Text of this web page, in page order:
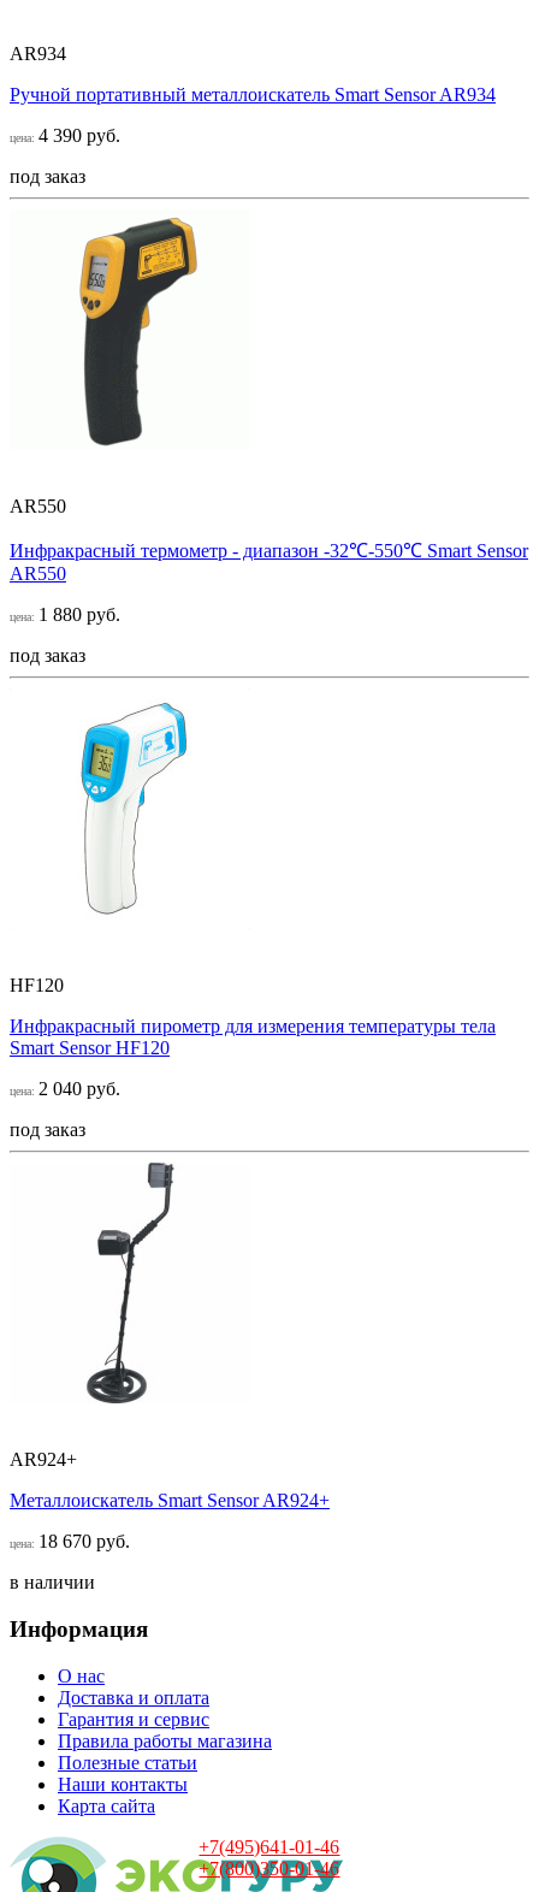
AR934
Ручной портативный металлоискатель Smart Sensor AR934
цена: 4 390 руб.
под заказ
AR550
Инфракрасный термометр - диапазон -32℃-550℃ Smart Sensor
AR550
цена: 1 880 руб.
под заказ
HF120
Инфракрасный пирометр для измерения температуры тела
Smart Sensor НF120
цена: 2 040 руб.
под заказ
AR924+
Металлоискатель Smart Sensor AR924+
цена: 18 670 руб.
в наличии
Информация
О нас
Доставка и оплата
Гарантия и сервис
Правила работы магазина
Полезные статьи
Наши контакты
Карта сайта
+7(495)641-01-46
+7(800)350-01-46